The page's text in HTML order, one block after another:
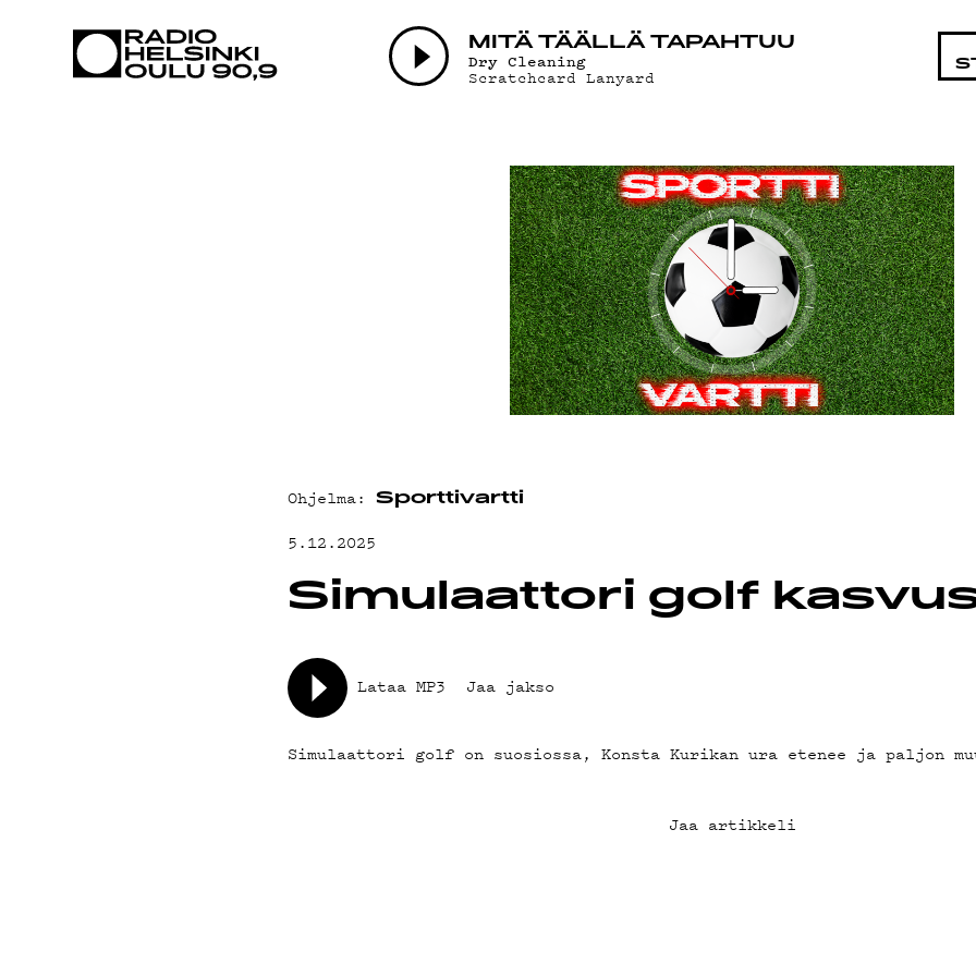
MITÄ TÄÄLLÄ TAPAHTUU
Dry Cleaning
Scratchcard Lanyard
AJANKOHTAISTA
YHTEYSTIEDOT
G LIVELAB
YSTÄVÄKLUBI
TIETOSUOJA
Ohjelma: Sporttivartti
5.12.2025
Simulaattori golf
Lataa MP3 Jaa jakso
Simulaattori golf on suosiossa, Konsta Kurikan ura etenee ja paljon
Jaa artikkeli